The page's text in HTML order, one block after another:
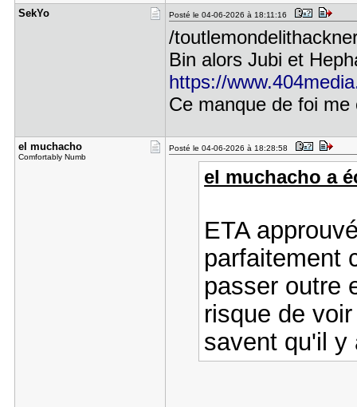
SekYo Posté le 04-06-2026 à 18:11:16
/
Bin alors Jubi et
https://
Ce manque de foi
el muchach​o
Comfortably Numb
Posté le 04-06-2026 à 18:28:58
el muchacho a
ETA
parfaitement
passer outre
risque de
savent qu'il y